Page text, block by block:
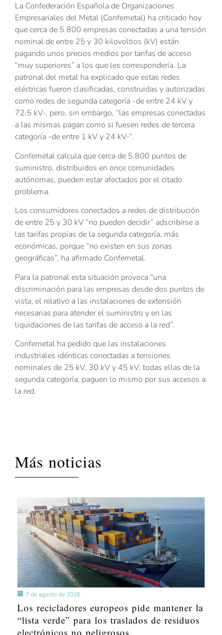
La Confederación Española de Organizaciones
Empresariales del Metal (Confemetal) ha criticado hoy
que cerca de 5.800 empresas conectadas a una tensión
nominal de entre 25 y 30 kilovoltios (kV) están
pagando unos precios medios por tarifas de acceso
“muy superiores” a los que les correspondería. La
patronal del metal ha explicado que estas redes
eléctricas fueron clasificadas, construidas y autorizadas
como redes de segunda categoría -de entre 24 kV y
72,5 kV-, pero, sin embargo, “las empresas conectadas
a las mismas pagan como si fuesen redes de tercera
categoría -de entre 1 kV y 24 kV-“.
Confemetal calcula que cerca de 5.800 puntos de
suministro, distribuidos en once comunidades
autónomas, pueden estar afectados por el citado
problema.
Los consumidores conectados a redes de distribución
de entre 25 y 30 kV “no pueden decidir” adscribirse a
las tarifas propias de la segunda categoría, más
económicas, porque “no existen en sus zonas
geográficas”, ha afirmado Confemetal.
Para la patronal esta situación provoca “una
discriminación para las empresas desde dos puntos de
vista, el relativo a las instalaciones de extensión
necesarias para atender el suministro y en las
liquidaciones de las tarifas de acceso a la red”.
Confemetal ha pedido que las instalaciones
industriales idénticas conectadas a tensiones
nominales de 25 kV, 30 kV y 45 kV, todas ellas de la
segunda categoría, paguen lo mismo por sus accesos a
la red.
Más noticias
7 de agosto de 2026
Los recicladores europeos pide mantener la
“lista verde” para los traslados de residuos
electrónicos no peligrosos